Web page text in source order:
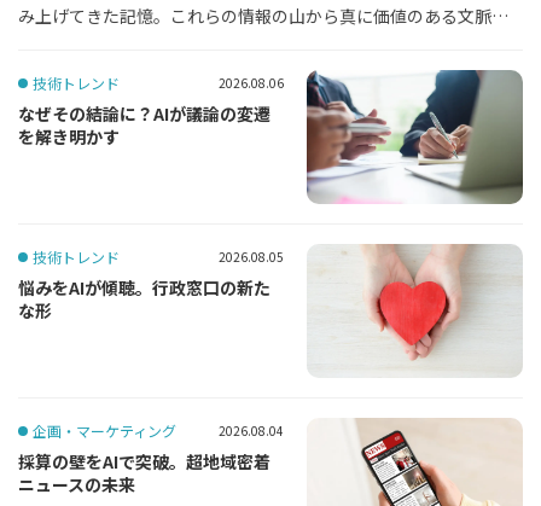
み上げてきた記憶。これらの情報の山から真に価値のある文脈を
つ経験や勘という属人的なスキルに委ねられてきた。人手不足が
深刻化し、若手への技能継承が急務となる地方金融の現場におい
て、情報の整理と解釈に費やされる膨大な工数が、攻めの営業を
阻む壁となっている。2026年7月、TISI株式会社と株式会社伊予銀
行が発表した共同実証実験は、この壁を生成AIによって突破する
提示する。データの「保管庫」であったCRMを、戦略を練る「参
謀」へと進化させる挑戦が、愛媛の地から始まろうとしている。
（文＝AI Base編集部）
技術トレンド 2026.08.06
なぜその結論に？AIが議論の変遷
を解き明かす
技術トレンド 2026.08.05
悩みをAIが傾聴。行政窓口の新た
な形
企画・マーケティング 2026.08.04
採算の壁をAIで突破。超地域密着
ニュースの未来